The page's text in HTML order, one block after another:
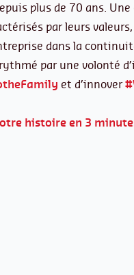
plus de 70 ans.
par leurs
dans la
par une volonté
et d’innover
histoire en 3